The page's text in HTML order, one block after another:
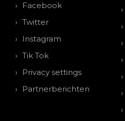
Facebook
Twitter
Instagram
Tik Tok
Privacy settings
Partnerberichten